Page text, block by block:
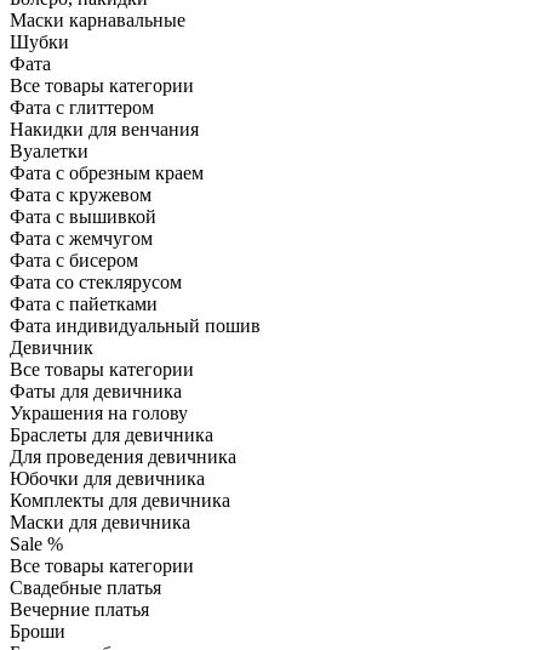
Маски карнавальные
Шубки
Фата
Все товары категории
Фата с глиттером
Накидки для венчания
Вуалетки
Фата с обрезным краем
Фата с кружевом
Фата с вышивкой
Фата с жемчугом
Фата с бисером
Фата со стеклярусом
Фата с пайетками
Фата индивидуальный пошив
Девичник
Все товары категории
Фаты для девичника
Украшения на голову
Браслеты для девичника
Для проведения девичника
Юбочки для девичника
Комплекты для девичника
Маски для девичника
Sale %
Все товары категории
Свадебные платья
Вечерние платья
Броши